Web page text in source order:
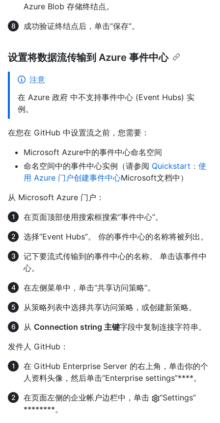
Azure Blob 存储终结点。
成功验证终结点后，单击“保存”。
设置将数据流传输到 Azure 事件中心
注意
在 Azure 政府 中不支持事件中心 (Event Hubs) 实
例。
在您在 GitHub 中设置流之前，您需要：
Microsoft Azure中的事件中心命名空间
命名空间中的事件中心实例（请参阅 Quickstart：使
用 Azure 门户创建事件中心Microsoft文档中）
从 Microsoft Azure 门户：
在页面顶部使用搜索框搜索“事件中心”。
选择“Event Hubs”。 你的事件中心的名称将被列出。
记下要流式传输到的事件中心的名称。 单击该事件中
心。
在左侧菜单中，单击“共享访问策略”。
从策略列表中选择共享访问策略，或创建新策略。
从 Connection string 主键字段中复制连接字符串。
发件人 GitHub：
在 GitHub Enterprise Server 的右上角，单击你的个
人资料头像，然后单击“Enterprise settings”****。
在页面左侧的企业帐户边栏中，单击
“Settings”
********。